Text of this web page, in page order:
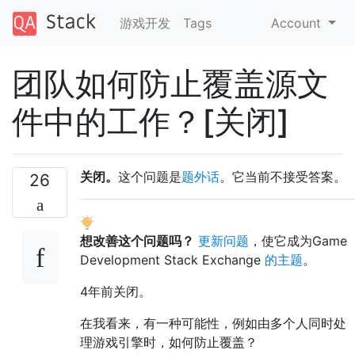
游戏开发 Tags Account
团队如何防止覆盖源文
件中的工作？[关闭]
26 关闭。 这个问题是题外话。它当前不接受答案。
想改善这个问题吗？ 更新问题 ，使它成为Game
Development Stack Exchange 的主题。
4年前关闭。
在我看来，有一种可能性，例如由多个人同时处
理游戏引擎时，如何防止覆盖？